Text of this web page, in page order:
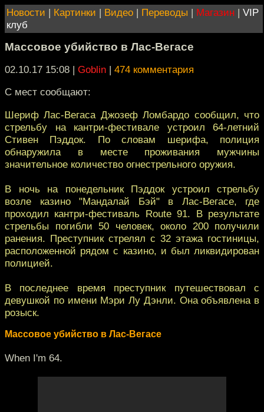
Новости | Картинки | Видео | Переводы | Магазин | VIP
клуб
Массовое убийство в Лас-Вегасе
02.10.17 15:08 | Goblin | 474 комментария
С мест сообщают:
Шериф Лас-Вегаса Джозеф Ломбардо сообщил, что
стрельбу на кантри-фестивале устроил 64-летний
Стивен Пэддок. По словам шерифа, полиция
обнаружила в месте проживания мужчины
значительное количество огнестрельного оружия.
В ночь на понедельник Пэддок устроил стрельбу
возле казино "Мандалай Бэй" в Лас-Вегасе, где
проходил кантри-фестиваль Route 91. В результате
стрельбы погибли 50 человек, около 200 получили
ранения. Преступник стрелял с 32 этажа гостиницы,
расположенной рядом с казино, и был ликвидирован
полицией.
В последнее время преступник путешествовал с
девушкой по имени Мэри Лу Дэнли. Она объявлена в
розыск.
Массовое убийство в Лас-Вегасе
When I'm 64.